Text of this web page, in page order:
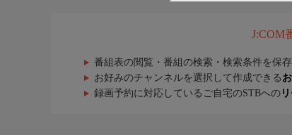
J:COM
番組表の閲覧・番組の検索・検索条件を保
お好みのチャンネルを選択して作成できる
録画予約に対応しているご自宅のSTBへの